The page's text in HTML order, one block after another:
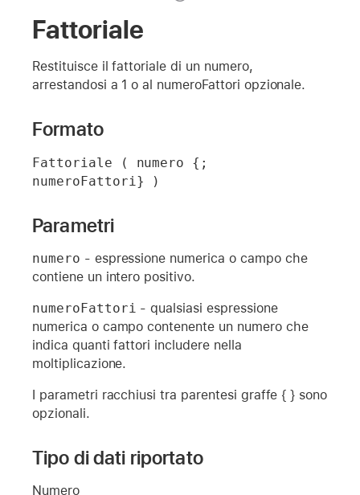
Fattoriale
Restituisce il fattoriale di un numero,
arrestandosi a 1 o al numeroFattori opzionale.
Formato
Fattoriale ( numero {;
numeroFattori} )
Parametri
numero - espressione numerica o campo che
contiene un intero positivo.
numeroFattori - qualsiasi espressione
numerica o campo contenente un numero che
indica quanti fattori includere nella
moltiplicazione.
I parametri racchiusi tra parentesi graffe { } sono
opzionali.
Tipo di dati riportato
Numero